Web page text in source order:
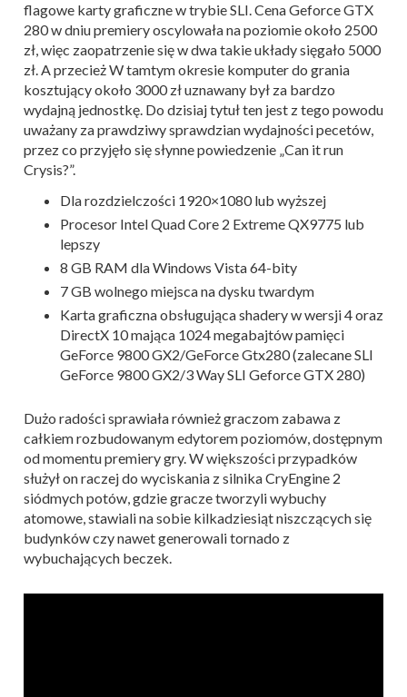
flagowe karty graficzne w trybie SLI. Cena Geforce GTX
280 w dniu premiery oscylowała na poziomie około 2500
zł, więc zaopatrzenie się w dwa takie układy sięgało 5000
zł. A przecież W tamtym okresie komputer do grania
kosztujący około 3000 zł uznawany był za bardzo
wydajną jednostkę. Do dzisiaj tytuł ten jest z tego powodu
uważany za prawdziwy sprawdzian wydajności pecetów,
przez co przyjęło się słynne powiedzenie „Can it run
Crysis?”.
Dla rozdzielczości 1920×1080 lub wyższej
Procesor Intel Quad Core 2 Extreme QX9775 lub
lepszy
8 GB RAM dla Windows Vista 64-bity
7 GB wolnego miejsca na dysku twardym
Karta graficzna obsługująca shadery w wersji 4 oraz
DirectX 10 mająca 1024 megabajtów pamięci
GeForce 9800 GX2/GeForce Gtx280 (zalecane SLI
GeForce 9800 GX2/3 Way SLI Geforce GTX 280)
Dużo radości sprawiała również graczom zabawa z
całkiem rozbudowanym edytorem poziomów, dostępnym
od momentu premiery gry. W większości przypadków
służył on raczej do wyciskania z silnika CryEngine 2
siódmych potów, gdzie gracze tworzyli wybuchy
atomowe, stawiali na sobie kilkadziesiąt niszczących się
budynków czy nawet generowali tornado z
wybuchających beczek.